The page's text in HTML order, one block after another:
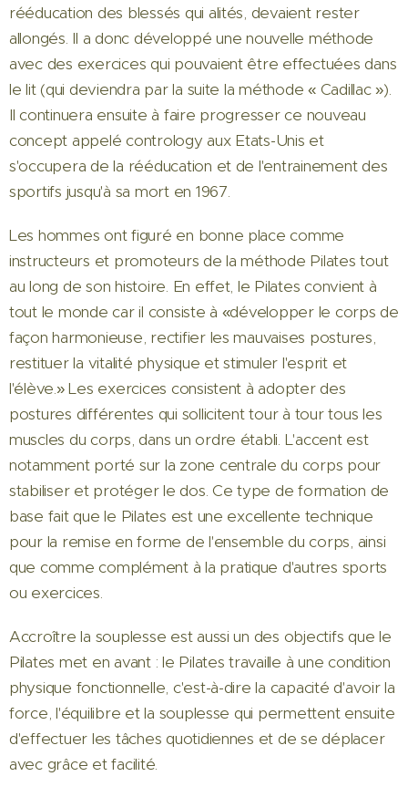
rééducation des blessés qui alités, devaient rester
allongés. Il a donc développé une nouvelle méthode
avec des exercices qui pouvaient être effectuées dans
le lit (qui deviendra par la suite la méthode « Cadillac »).
Il continuera ensuite à faire progresser ce nouveau
concept appelé contrology aux Etats-Unis et
s'occupera de la rééducation et de l'entrainement des
sportifs jusqu'à sa mort en 1967.
Les hommes ont figuré en bonne place comme
instructeurs et promoteurs de la méthode Pilates tout
au long de son histoire. En effet, le Pilates convient à
tout le monde car il consiste à «développer le corps de
façon harmonieuse, rectifier les mauvaises postures,
restituer la vitalité physique et stimuler l'esprit et
l'élève.» Les exercices consistent à adopter des
postures différentes qui sollicitent tour à tour tous les
muscles du corps, dans un ordre établi. L'accent est
notamment porté sur la zone centrale du corps pour
stabiliser et protéger le dos. Ce type de formation de
base fait que le Pilates est une excellente technique
pour la remise en forme de l'ensemble du corps, ainsi
que comme complément à la pratique d'autres sports
ou exercices.
Accroître la souplesse est aussi un des objectifs que le
Pilates met en avant : le Pilates travaille à une condition
physique fonctionnelle, c'est-à-dire la capacité d'avoir la
force, l'équilibre et la souplesse qui permettent ensuite
d'effectuer les tâches quotidiennes et de se déplacer
avec grâce et facilité.